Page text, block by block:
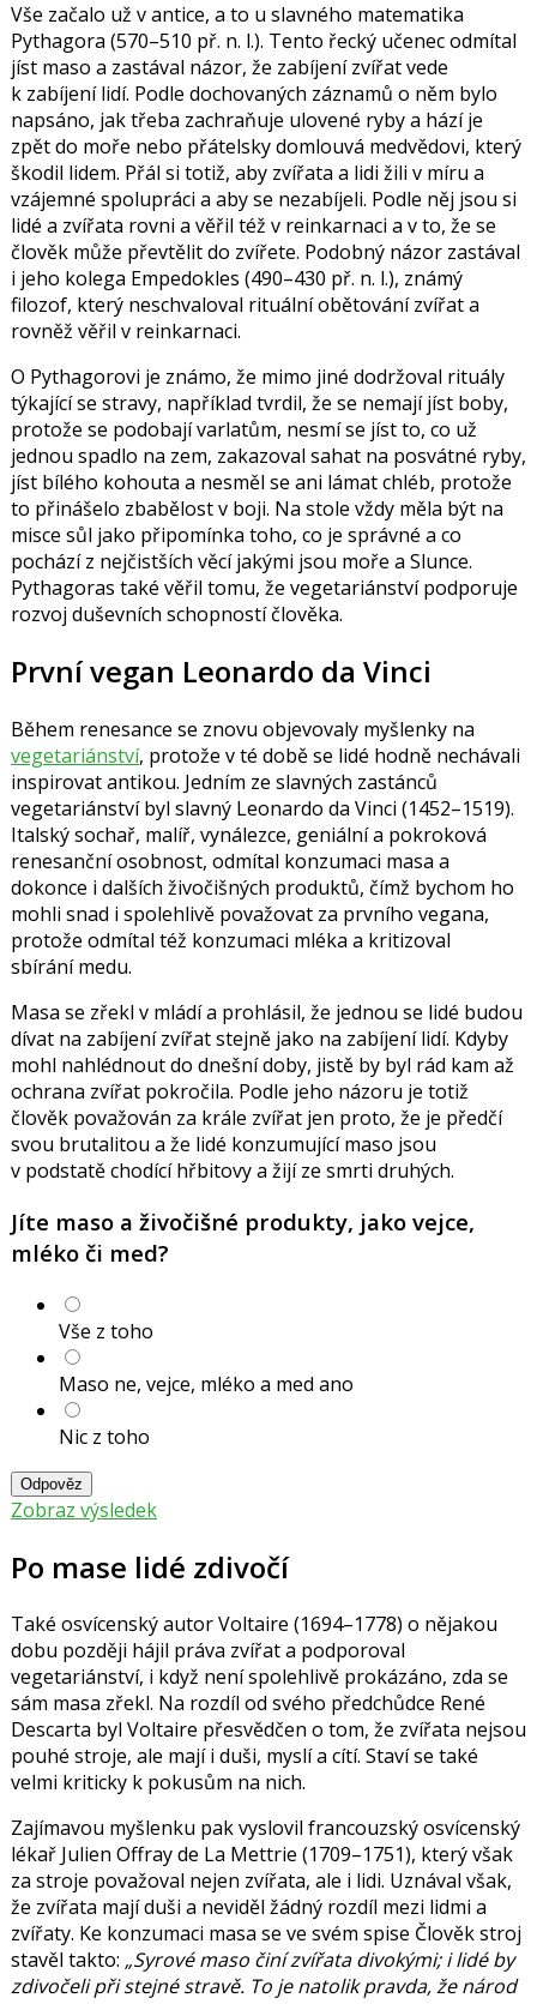
Vše začalo už v antice, a to u slavného matematika
Pythagora (570–510 př. n. l.). Tento řecký učenec odmítal
jíst maso a zastával názor, že zabíjení zvířat vede
k zabíjení lidí. Podle dochovaných záznamů o něm bylo
napsáno, jak třeba zachraňuje ulovené ryby a hází je
zpět do moře nebo přátelsky domlouvá medvědovi, který
škodil lidem. Přál si totiž, aby zvířata a lidi žili v míru a
vzájemné spolupráci a aby se nezabíjeli. Podle něj jsou si
lidé a zvířata rovni a věřil též v reinkarnaci a v to, že se
člověk může převtělit do zvířete. Podobný názor zastával
i jeho kolega Empedokles (490–430 př. n. l.), známý
filozof, který neschvaloval rituální obětování zvířat a
rovněž věřil v reinkarnaci.
O Pythagorovi je známo, že mimo jiné dodržoval rituály
týkající se stravy, například tvrdil, že se nemají jíst boby,
protože se podobají varlatům, nesmí se jíst to, co už
jednou spadlo na zem, zakazoval sahat na posvátné ryby,
jíst bílého kohouta a nesměl se ani lámat chléb, protože
to přinášelo zbabělost v boji. Na stole vždy měla být na
misce sůl jako připomínka toho, co je správné a co
pochází z nejčistších věcí jakými jsou moře a Slunce.
Pythagoras také věřil tomu, že vegetariánství podporuje
rozvoj duševních schopností člověka.
První vegan Leonardo da Vinci
Během renesance se znovu objevovaly myšlenky na
vegetariánství, protože v té době se lidé hodně nechávali
inspirovat antikou. Jedním ze slavných zastánců
vegetariánství byl slavný Leonardo da Vinci (1452–1519).
Italský sochař, malíř, vynálezce, geniální a pokroková
renesanční osobnost, odmítal konzumaci masa a
dokonce i dalších živočišných produktů, čímž bychom ho
mohli snad i spolehlivě považovat za prvního vegana,
protože odmítal též konzumaci mléka a kritizoval
sbírání medu.
Masa se zřekl v mládí a prohlásil, že jednou se lidé budou
dívat na zabíjení zvířat stejně jako na zabíjení lidí. Kdyby
mohl nahlédnout do dnešní doby, jistě by byl rád kam až
ochrana zvířat pokročila. Podle jeho názoru je totiž
člověk považován za krále zvířat jen proto, že je předčí
svou brutalitou a že lidé konzumující maso jsou
v podstatě chodící hřbitovy a žijí ze smrti druhých.
Jíte maso a živočišné produkty, jako vejce,
mléko či med?
Vše z toho
Maso ne, vejce, mléko a med ano
Nic z toho
Odpověz
Zobraz výsledek
Po mase lidé zdivočí
Také osvícenský autorVoltaire (1694–1778) o nějakou
dobu později hájil práva zvířat a podporoval
vegetariánství, i když není spolehlivě prokázáno, zda se
sám masa zřekl. Na rozdíl od svého předchůdce René
Descarta byl Voltaire přesvědčen o tom, že zvířata nejsou
pouhé stroje, ale mají i duši, myslí a cítí. Staví se také
velmi kriticky k pokusům na nich.
Zajímavou myšlenku pak vyslovil francouzský osvícenský
lékař Julien Offray de La Mettrie (1709–1751), který však
za stroje považoval nejen zvířata, ale i lidi. Uznával však,
že zvířata mají duši a neviděl žádný rozdíl mezi lidmi a
zvířaty. Ke konzumaci masa se ve svém spise Člověk stroj
stavěl takto: Syrové maso činí zvířata divokými; i lidé by
zdivočeli při stejné stravě. To je natolik pravda, že národ